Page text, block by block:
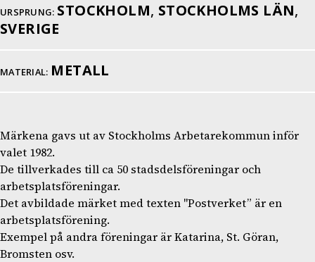
URSPRUNG: STOCKHOLM, STOCKHOLMS LÄN,
SVERIGE
MATERIAL: METALL
Märkena gavs ut av Stockholms Arbetarekommun inför
valet 1982.
De tillverkades till ca 50 stadsdelsföreningar och
arbetsplatsföreningar.
Det avbildade märket med texten "Postverket” är en
arbetsplatsförening.
Exempel på andra föreningar är Katarina, St. Göran,
Bromsten osv.